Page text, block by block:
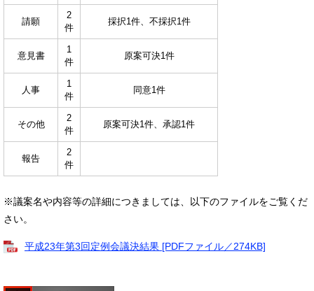
請願
2
件
採択1件、不採択1件
意見書
1
件
原案可決1件
人事
1
件
同意1件
その他
2
件
原案可決1件、承認1件
報告
2
件
※議案名や内容等の詳細につきましては、以下のファイルをご覧くだ
さい。
平成23年第3回定例会議決結果 [PDFファイル／274KB]